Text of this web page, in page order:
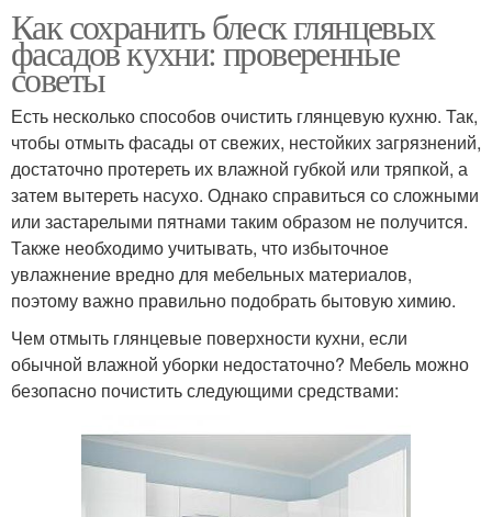
Как сохранить блеск глянцевых
фасадов кухни: проверенные
советы
Есть несколько способов очистить глянцевую кухню. Так,
чтобы отмыть фасады от свежих, нестойких загрязнений,
достаточно протереть их влажной губкой или тряпкой, а
затем вытереть насухо. Однако справиться со сложными
или застарелыми пятнами таким образом не получится.
Также необходимо учитывать, что избыточное
увлажнение вредно для мебельных материалов,
поэтому важно правильно подобрать бытовую химию.
Чем отмыть глянцевые поверхности кухни, если
обычной влажной уборки недостаточно? Мебель можно
безопасно почистить следующими средствами: